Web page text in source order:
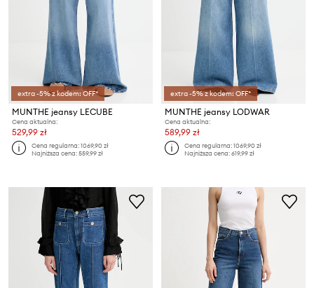
extra -5% z kodem: OFF*
MUNTHE jeansy LECUBE
Cena aktualna:
529,99 zł
Cena regularna:1069,90 zł
Najniższa cena:559,99 zł
extra -5% z kodem: OFF*
MUNTHE jeansy LODWAR
Cena aktualna:
589,99 zł
Cena regularna:1069,90 zł
Najniższa cena:619,99 zł